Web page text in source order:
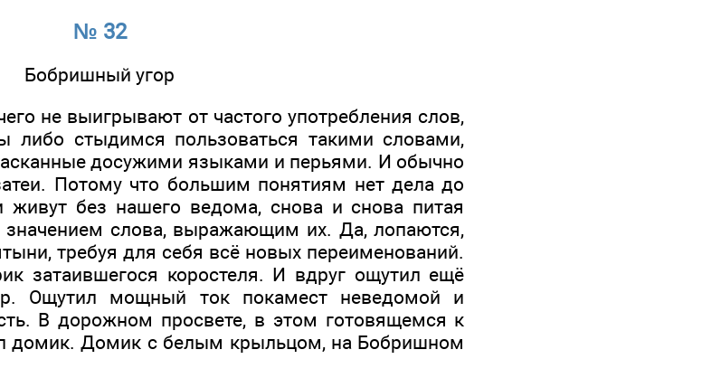
№ 32
Бобришный угор
не выигрывают от частого употребления слов,
стыдимся пользоваться такими словами,
досужими языками и перьями. И обычно
Потому что большим понятиям нет дела до
живут без нашего ведома, снова и снова питая
слова, выражающим их. Да, лопаются,
требуя для себя всё новых переименований.
затаившегося коростеля. И вдруг ощутил ещё
Ощутил мощный ток покамест неведомой и
В дорожном просвете, в этом готовящемся к
домик. Домик с белым крыльцом, на Бобришном